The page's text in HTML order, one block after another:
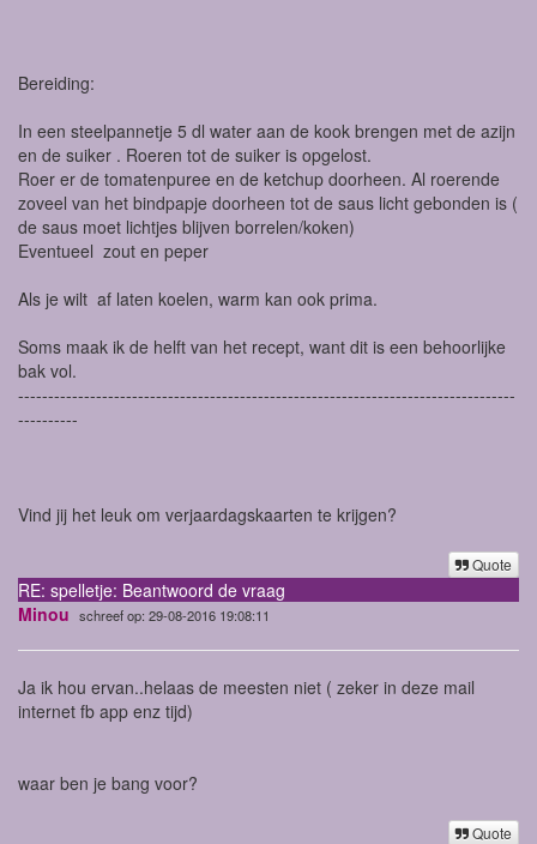
Bereiding:
In een steelpannetje 5 dl water aan de kook brengen met de azijn
en de suiker . Roeren tot de suiker is opgelost.
Roer er de tomatenpuree en de ketchup doorheen. Al roerende
zoveel van het bindpapje doorheen tot de saus licht gebonden is (
de saus moet lichtjes blijven borrelen/koken)
Eventueel zout en peper
Als je wilt af laten koelen, warm kan ook prima.
Soms maak ik de helft van het recept, want dit is een behoorlijke
bak vol.
-----------------------------------------------------------------------------------
----------
Vind jij het leuk om verjaardagskaarten te krijgen?
Quote
RE: spelletje: Beantwoord de vraag
Minou schreef op: 29-08-2016 19:08:11
Ja ik hou ervan..helaas de meesten niet ( zeker in deze mail
internet fb app enz tijd)
waar ben je bang voor?
Quote